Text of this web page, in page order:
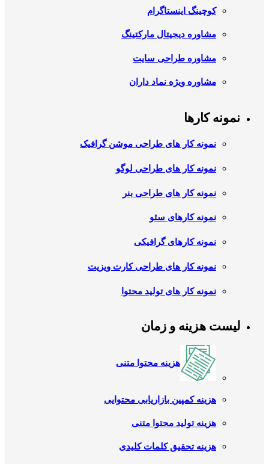
کوچینگ اینستاگرام
مشاوره دیجیتال مارکتینگ
مشاوره طراحی سایت
مشاوره ویژه نماد داران
نمونه کارها
نمونه کار های طراحی موشن گرافیک
نمونه کار های طراحی لوگو
نمونه کار های طراحی بنر
نمونه کارهای سئو
نمونه کارهای گرافیکی
نمونه کار های طراحی کارت ویزیت
نمونه کار های تولید محتوا
لیست هزینه و زمان
هزینه محتوا متنی
هزینه کمپین بازاریابی محتوایی
هزینه تولید محتوا متنی
هزینه تحقیق کلمات کلیدی